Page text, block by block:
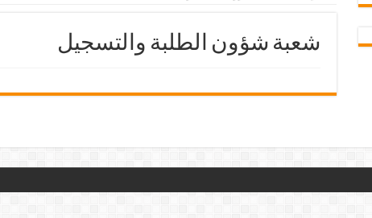
شعبة شؤون الطلبة والتسجيل